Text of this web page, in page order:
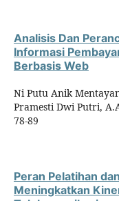
Analisis Dan
Informasi
Berbasis Web
Ni Putu Anik
Pramesti Dwi Putri,
78-89
Peran Pelatihan
Meningkatkan